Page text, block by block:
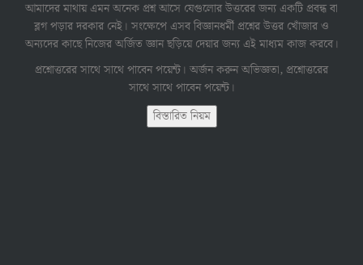
আমাদের মাথায় এমন অনেক প্রশ্ন আসে যেগুলোর উত্তরের জন্য একটি প্রবন্ধ বা
ব্লগ পড়ার দরকার নেই। সংক্ষেপে এসব বিজ্ঞানধর্মী প্রশ্নের উত্তর খোঁজার ও
অন্যদের কাছে নিজের অর্জিত জ্ঞান ছড়িয়ে দেয়ার জন্য এই মাধ্যম কাজ করবে।
প্রশ্নোত্তরের সাথে সাথে পাবেন পয়েন্ট। অর্জন করুন অভিজ্ঞতা, প্রশ্নোত্তরের
সাথে সাথে পাবেন পয়েন্ট।
বিস্তারিত নিয়ম